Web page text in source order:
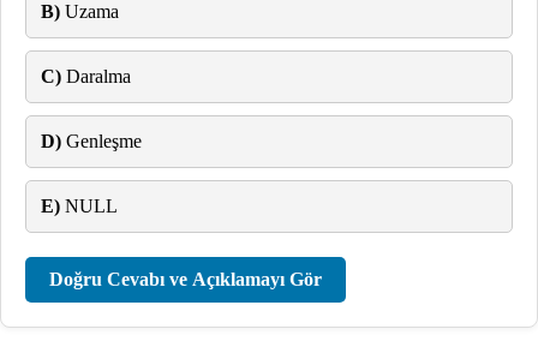
B) Uzama
C) Daralma
D) Genleşme
E) NULL
Doğru Cevabı ve Açıklamayı Gör